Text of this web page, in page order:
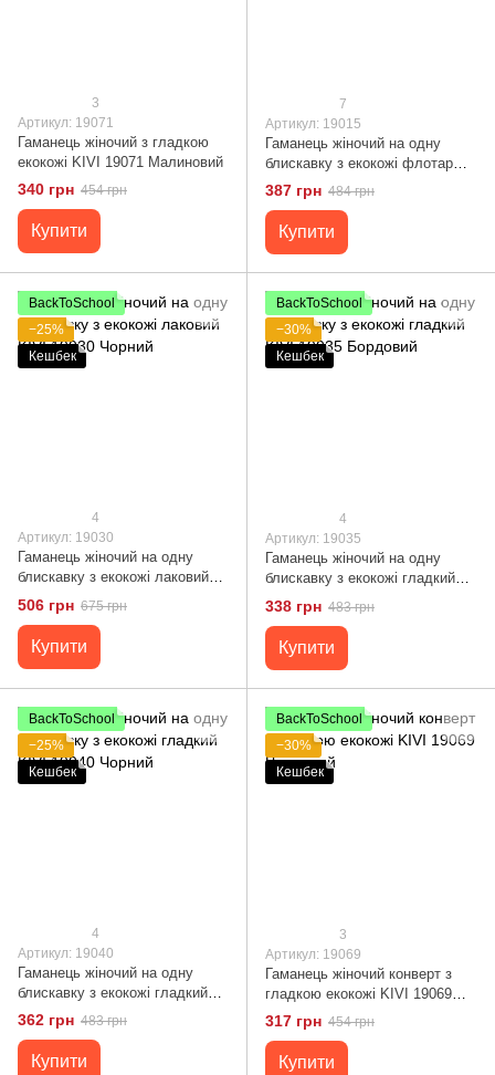
3
Артикул: 19071
Гаманець жіночий з гладкою
екокожі KIVI 19071 Малиновий
340 грн 454 грн
Купити
7
Артикул: 19015
Гаманець жіночий на одну
блискавку з екокожі флотар
KIVI 19015 Червоний
387 грн 484 грн
Купити
BackToSchool
−25%
Кешбек
4
Артикул: 19030
Гаманець жіночий на одну
блискавку з екокожі лаковий
KIVI 19030 Чорний
506 грн 675 грн
Купити
BackToSchool
−30%
Кешбек
4
Артикул: 19035
Гаманець жіночий на одну
блискавку з екокожі гладкий
KIVI 19035 Бордовий
338 грн 483 грн
Купити
BackToSchool
−25%
Кешбек
4
Артикул: 19040
Гаманець жіночий на одну
блискавку з екокожі гладкий
KIVI 19040 Чорний
362 грн 483 грн
Купити
BackToSchool
−30%
Кешбек
3
Артикул: 19069
Гаманець жіночий конверт з
гладкою екокожі KIVI 19069
Червоний
317 грн 454 грн
Купити